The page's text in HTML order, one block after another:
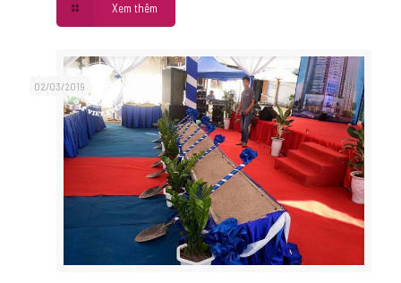
Xem thêm
02/03/2019